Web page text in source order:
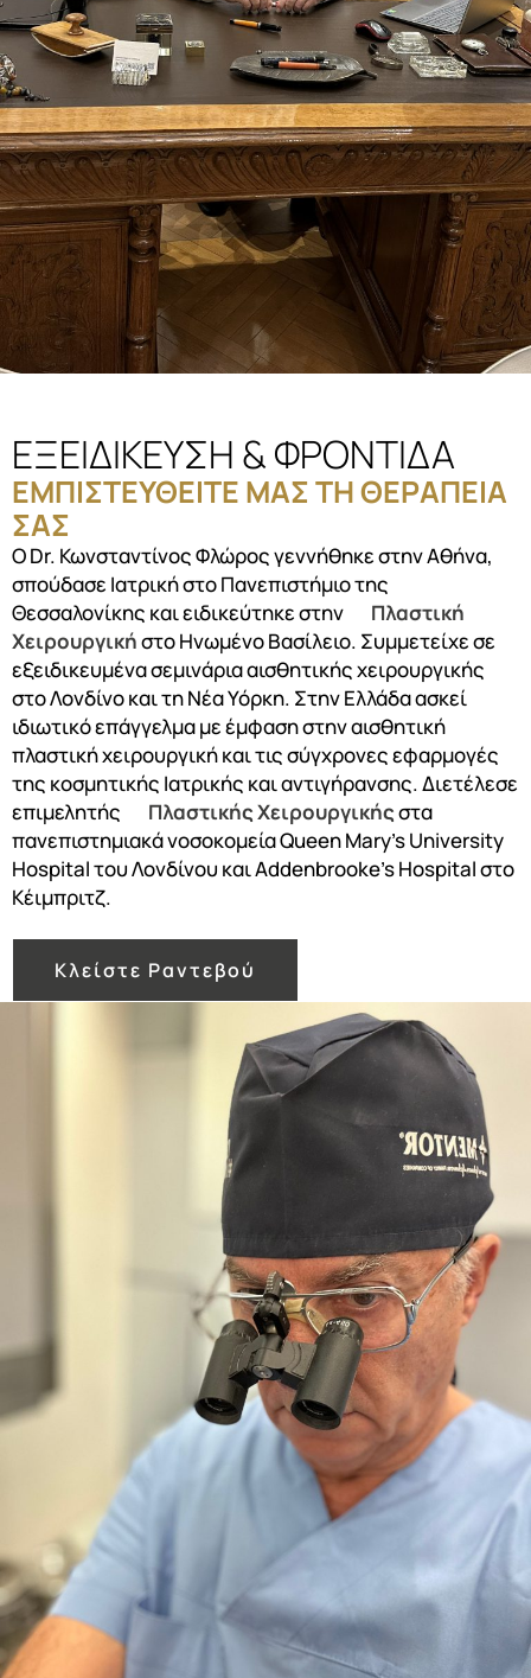
ΕΞΕΙΔΙΚΕΥΣΗ & ΦΡΟΝΤΙΔΑ
ΕΜΠΙΣΤΕΥΘΕΙΤΕ ΜΑΣ ΤΗ ΘΕΡΑΠΕΙΑ
ΣΑΣ
Ο Dr. Κωνσταντίνος Φλώρος γεννήθηκε στην Αθήνα,
σπούδασε Ιατρική στο Πανεπιστήμιο της
Θεσσαλονίκης και ειδικεύτηκε στην
Πλαστική
Χειρουργικήστο Ηνωμένο Βασίλειο. Συμμετείχε σε
εξειδικευμένα σεμινάρια αισθητικής χειρουργικής
στο Λονδίνο και τη Νέα Υόρκη. Στην Ελλάδα ασκεί
ιδιωτικό επάγγελμα με έμφαση στην αισθητική
πλαστική χειρουργική και τις σύγχρονες εφαρμογές
της κοσμητικής Ιατρικής και αντιγήρανσης. Διετέλεσε
επιμελητής
Πλαστικής Χειρουργικήςστα
πανεπιστημιακά νοσοκομεία Queen Mary’s University
Hospital του Λονδίνου και Addenbrooke’s Hospital στο
Κέιμπριτζ.
Κλείστε Ραντεβού